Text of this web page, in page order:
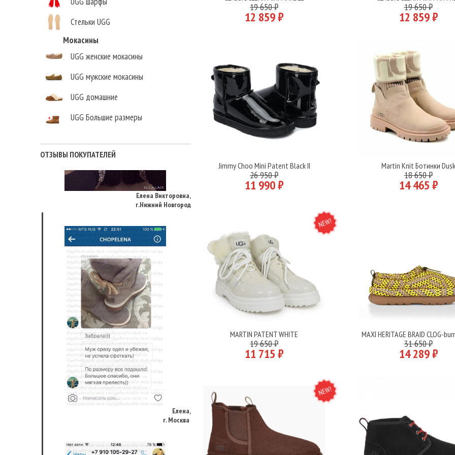
Стельки UGG
Мокасины
UGG женские мокасины
UGG мужские мокасины
UGG домашние
UGG Большие размеры
ОТЗЫВЫ ПОКУПАТЕЛЕЙ
Елена Викторовна
г.Нижний Новгород
19 650 ₽
12 859 ₽
19 650 ₽
12 859 ₽
Подробнее
Jimmy Choo Mini Patent Black II
26 950 ₽
11 990 ₽
Подробнее
Martin Knit Ботинки Dusk
18 650 ₽
14 465 ₽
NEW
Подробнее
MARTIN PATENT WHITE
19 650 ₽
11 715 ₽
Подробнее
MAXI HERITAGE BRAID CLOG-
31 650 ₽
14 289 ₽
NEW